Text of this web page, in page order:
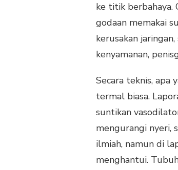
ke titik
godaan memakai
kerusakan
kenyamanan,
Secara teknis, apa
termal biasa.
suntikan
mengurangi nyeri,
ilmiah, namun di
menghantui.